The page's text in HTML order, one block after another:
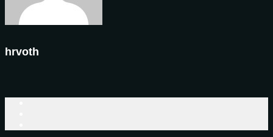
hrvoth